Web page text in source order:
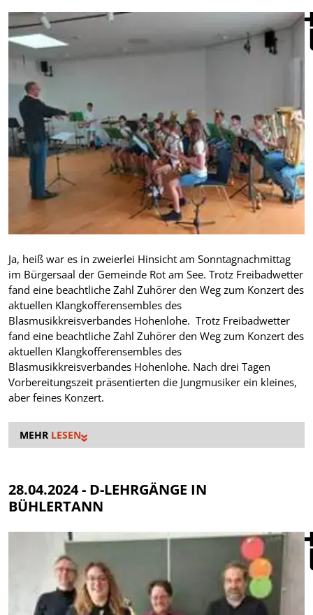
Ja, heiß war es in zweierlei Hinsicht am Sonntagnachmittag
im Bürgersaal der Gemeinde Rot am See. Trotz Freibadwetter
fand eine beachtliche Zahl Zuhörer den Weg zum Konzert des
aktuellen Klangkofferensembles des
Blasmusikkreisverbandes Hohenlohe. Trotz Freibadwetter
fand eine beachtliche Zahl Zuhörer den Weg zum Konzert des
aktuellen Klangkofferensembles des
Blasmusikkreisverbandes Hohenlohe. Nach drei Tagen
Vorbereitungszeit präsentierten die Jungmusiker ein kleines,
aber feines Konzert.
LESEN
28.04.2024 - D-LEHRGÄNGE IN
BÜHLERTANN